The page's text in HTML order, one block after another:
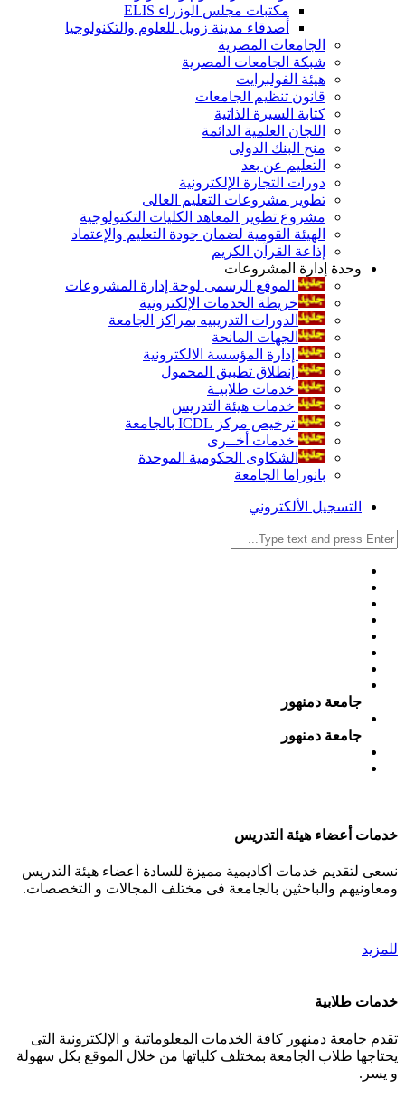
مكتبات مجلس الوزراء ELIS
أصدقاء مدينة زويل للعلوم والتكنولوجيا
الجامعات المصرية
شبكة الجامعات المصرية
هيئة الفولبرايت
قانون تنظيم الجامعات
كتابة السيرة الذاتية
اللجان العلمية الدائمة
منح البنك الدولى
التعليم عن بعد
دورات التجارة الإلكترونية
تطوير مشروعات التعليم العالى
مشروع تطوير المعاهد الكليات التكنولوجية
الهيئة القومية لضمان جودة التعليم والإعتماد
إذاعة القرآن الكريم
وحدة إدارة المشروعات
الموقع الرسمى لوحة إدارة المشروعات
خريطة الخدمات الإلكترونية
الدورات التدريبيه بمراكز الجامعة
الجهات المانحة
إدارة المؤسسة الالكترونية
إنطلاق تطبيق المحمول
خدمات طلابيـة
خدمات هيئة التدريس
ترخيص مركز ICDL بالجامعة
خدمات أخــرى
الشكاوى الحكومية الموحدة
بانوراما الجامعة
التسجيل الألكتروني
جامعة دمنهور
جامعة دمنهور
خدمات أعضاء هيئة التدريس
نسعى لتقديم خدمات أكاديمية مميزة للسادة أعضاء هيئة التدريس
ومعاونيهم والباحثين بالجامعة فى مختلف المجالات و التخصصات.
للمزيد
خدمات طلابية
تقدم جامعة دمنهور كافة الخدمات المعلوماتية و الإلكترونية التى
يحتاجها طلاب الجامعة بمختلف كلياتها من خلال الموقع بكل سهولة
و يسر.